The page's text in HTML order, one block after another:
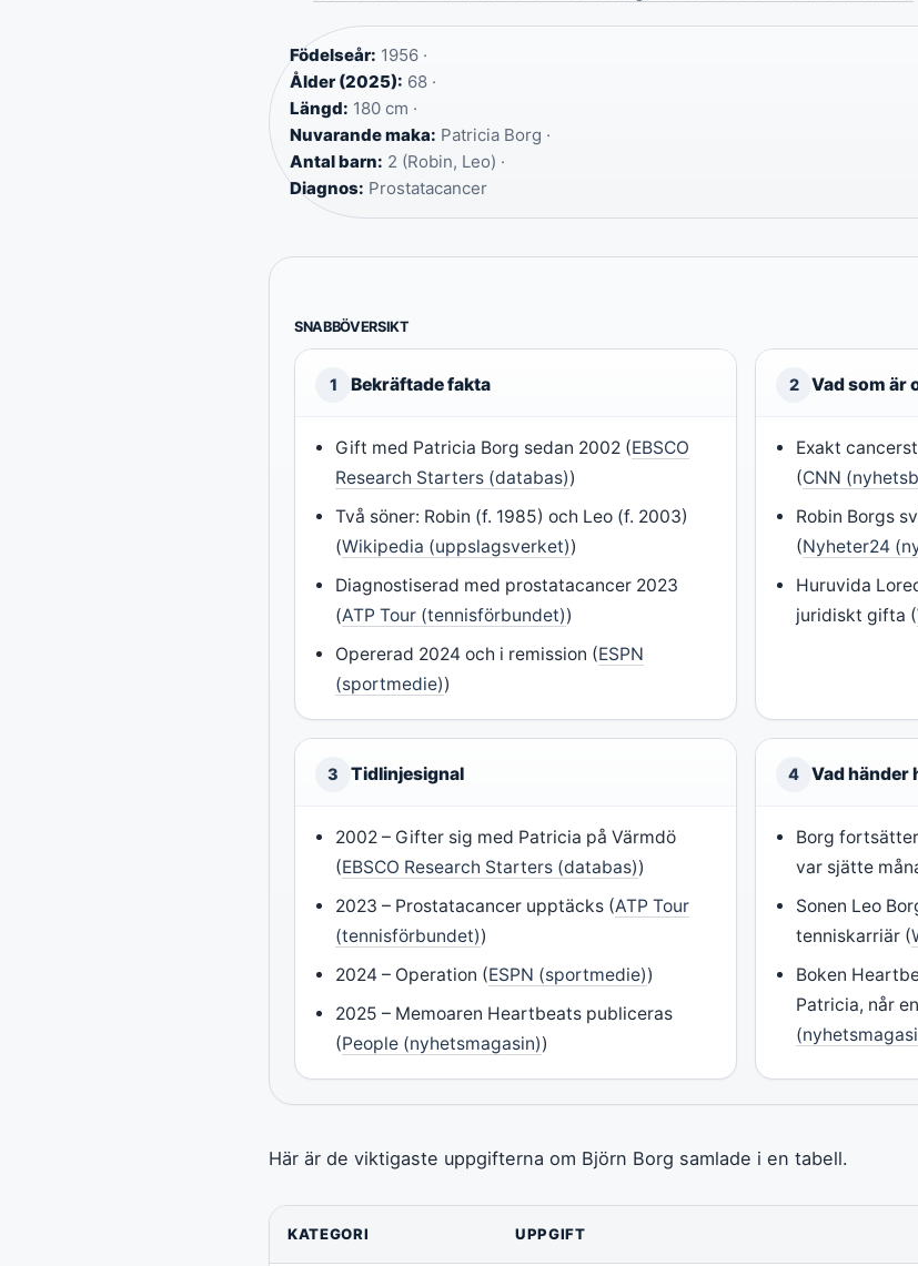
Födelseår: 1956 ·
Ålder (2025): 68 ·
Längd: 180 cm ·
Nuvarande maka: Patricia Borg ·
Antal barn: 2 (Robin, Leo) ·
Diagnos: Prostatacancer
SNABBÖVERSIKT
1 Bekräftade fakta
Gift med Patricia Borg sedan 2002 (EBSCO
Research Starters (databas))
Två söner: Robin (f. 1985) och Leo (f. 2003)
(Wikipedia (uppslagsverket))
Diagnostiserad med prostatacancer 2023
(ATP Tour (tennisförbundet))
Opererad 2024 och i remission (ESPN
(sportmedie))
2 Vad som är
Exakt
(CNN
Robin Borgs
(Nyheter24
Huruvida
juridiskt gifta (
3 Tidlinjesignal
2002 – Gifter sig med Patricia på Värmdö
(EBSCO Research Starters (databas))
2023 – Prostatacancer upptäcks (ATP Tour
(tennisförbundet))
2024 – Operation (ESPN (sportmedie))
2025 – Memoaren Heartbeats publiceras
(People (nyhetsmagasin))
4 Vad händer
Borg
var sjätte
Sonen Leo
tenniskarriär (
Boken
Patricia, når
Här är de viktigaste uppgifterna om Björn Borg samlade i en tabell.
KATEGORI UPPGIFT